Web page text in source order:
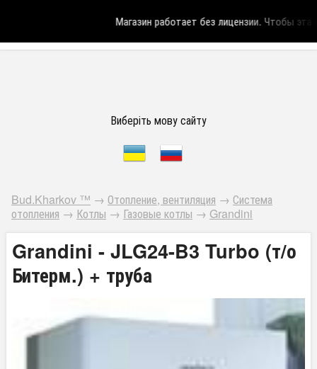
Магазин работает без лицензии.Чтобы эта
Виберіть мову сайту
Bud.Kharkov ™ → Отопление, вентиляция → Система
отопления → Котлы → Газовые котлы → Grandini
Grandini - JLG24-B3 Turbo (т/о
Битерм.) + труба